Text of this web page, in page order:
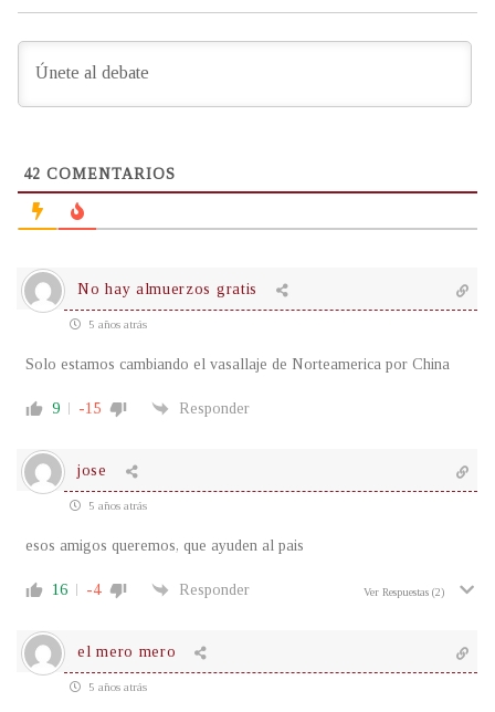
42 COMENTARIOS
No hay almuerzos gratis
5 años atrás
Solo estamos cambiando el vasallaje de Norteamerica por China
9 -15 Responder
jose
5 años atrás
esos amigos queremos, que ayuden al pais
16 -4 Responder Ver Respuestas (2)
el mero mero
5 años atrás